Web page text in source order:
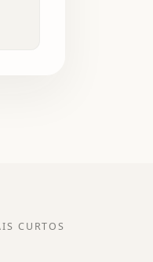
CURTOS